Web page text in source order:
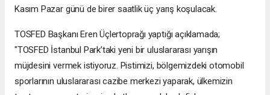
Kasım Pazar günü de birer saatlik üç yarış koşulacak.
TOSFED Başkanı Eren Üçlertoprağı yaptığı açıklamada;
"TOSFED İstanbul Park’taki yeni bir uluslararası yarışın
müjdesini vermek istiyoruz. Pistimizi, bölgemizdeki otomobil
sporlarının uluslararası cazibe merkezi yaparak, ülkemizin